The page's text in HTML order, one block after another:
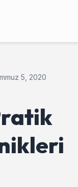
5, 2020